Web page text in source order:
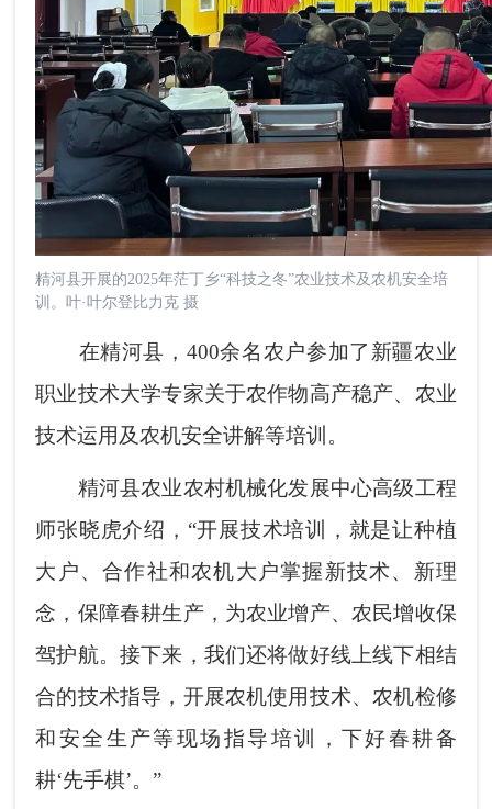
精河县开展的2025年茫丁乡“科技之冬”农业技术及农机安全培
训。叶·叶尔登比力克 摄
在精河县，400余名农户参加了新疆农业
职业技术大学专家关于农作物高产稳产、农业
技术运用及农机安全讲解等培训。
精河县农业农村机械化发展中心高级工程
师张晓虎介绍，“开展技术培训，就是让种植
大户、合作社和农机大户掌握新技术、新理
念，保障春耕生产，为农业增产、农民增收保
驾护航。接下来，我们还将做好线上线下相结
合的技术指导，开展农机使用技术、农机检修
和安全生产等现场指导培训，下好春耕备
耕‘先手棋’。”